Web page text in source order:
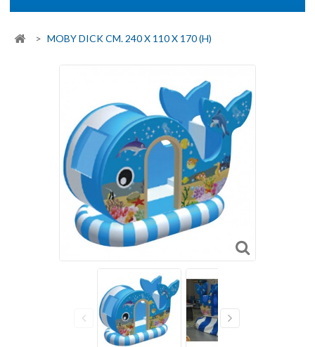
> MOBY DICK CM. 240 X 110 X 170 (H)